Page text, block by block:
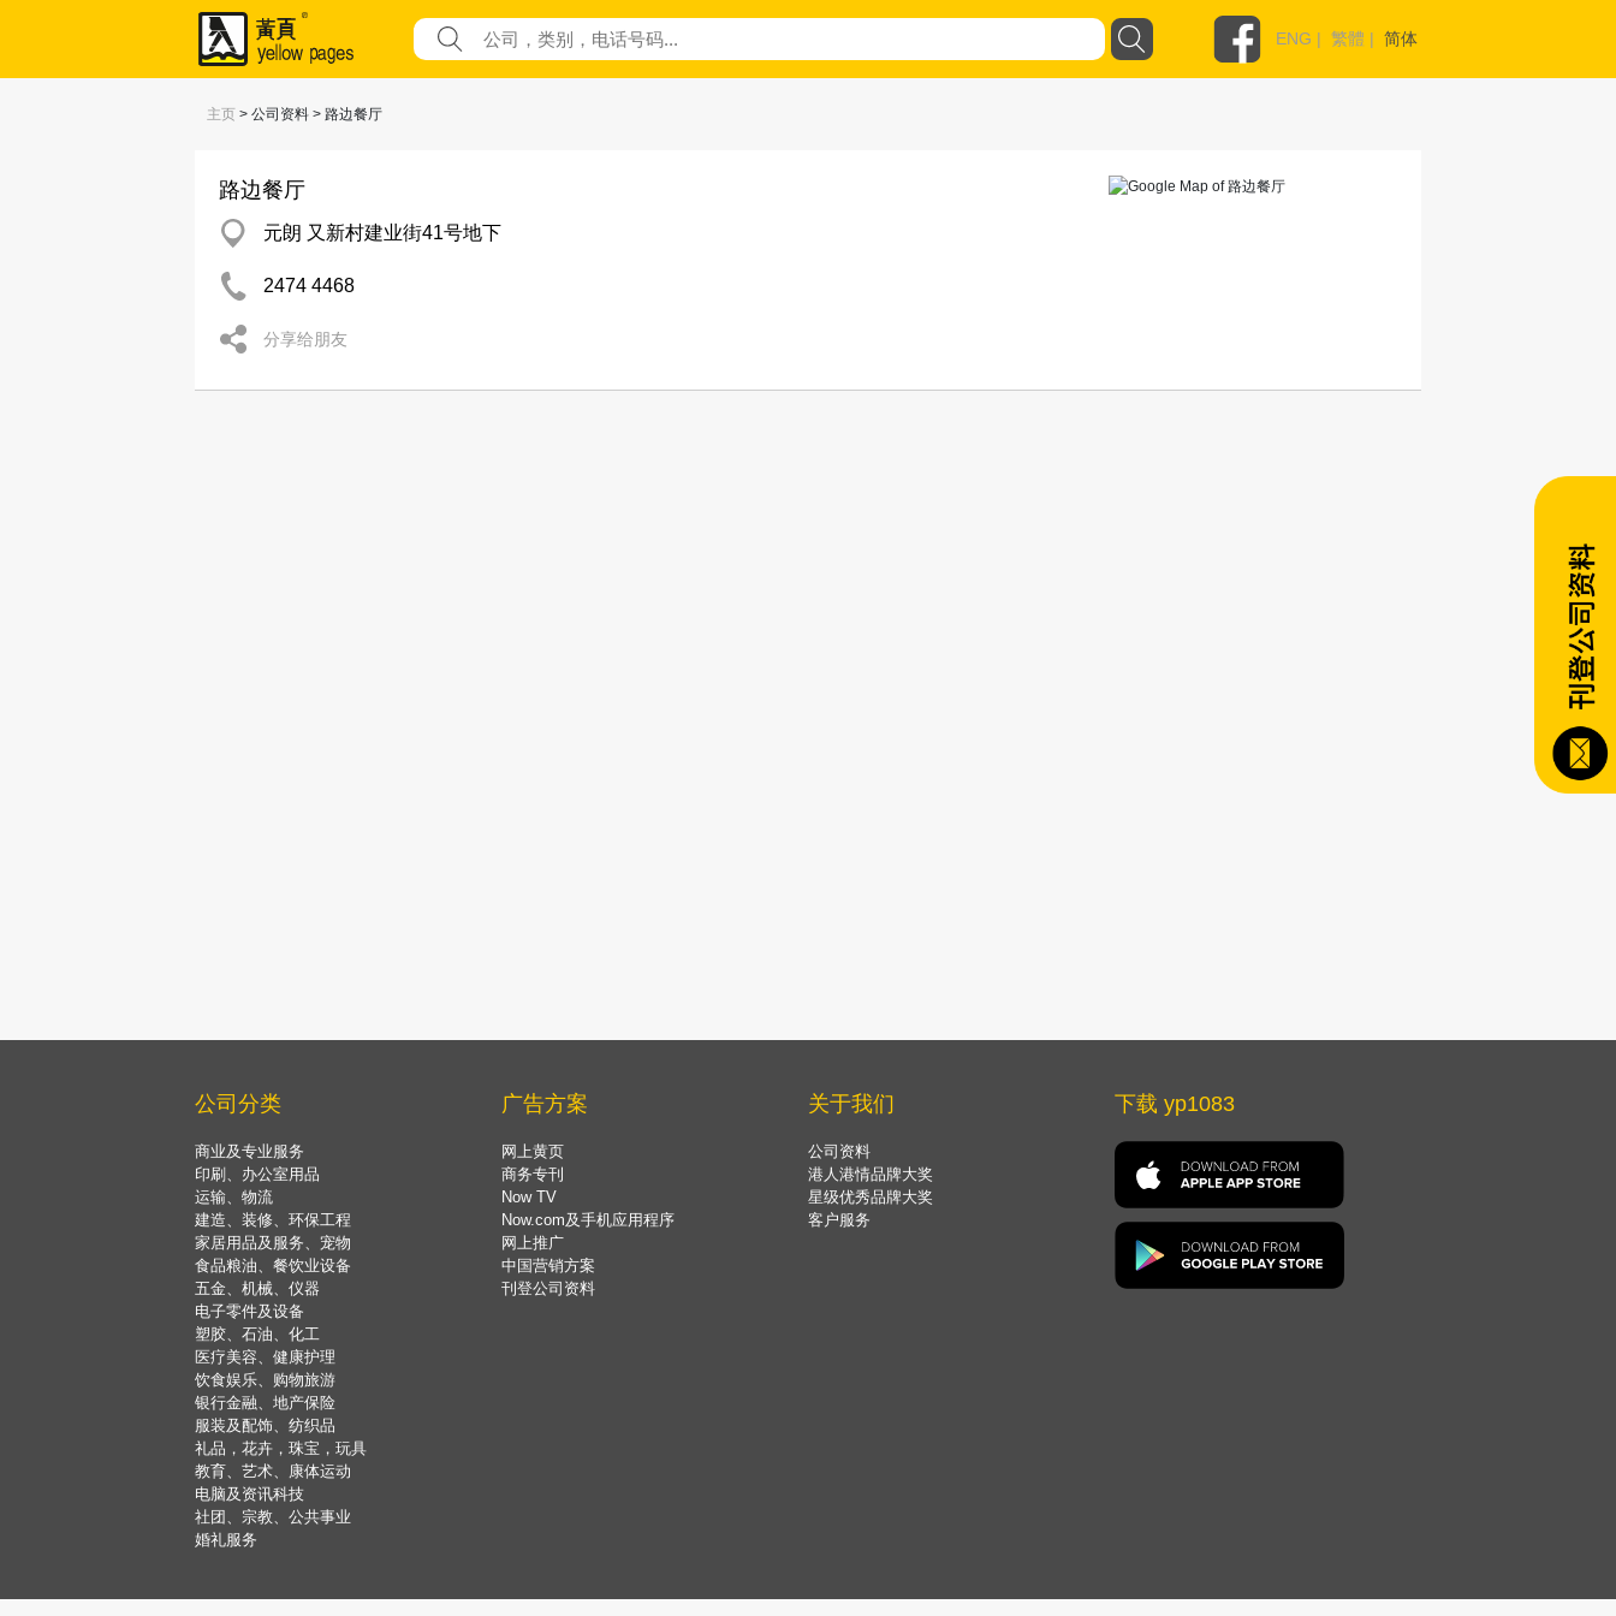
ENG | 繁體 | 简体
主页 > 公司资料 > 路边餐厅
路边餐厅
元朗 又新村建业街41号地下
2474 4468
分享给朋友
公司分类
商业及专业服务
印刷、办公室用品
运输、物流
建造、装修、环保工程
家居用品及服务、宠物
食品粮油、餐饮业设备
五金、机械、仪器
电子零件及设备
塑胶、石油、化工
医疗美容、健康护理
饮食娱乐、购物旅游
银行金融、地产保险
服装及配饰、纺织品
礼品，花卉，珠宝，玩具
教育、艺术、康体运动
电脑及资讯科技
社团、宗教、公共事业
婚礼服务
广告方案
网上黄页
商务专刊
Now TV
Now.com及手机应用程序
网上推广
中国营销方案
刊登公司资料
关于我们
公司资料
港人港情品牌大奖
星级优秀品牌大奖
客户服务
下载 yp1083